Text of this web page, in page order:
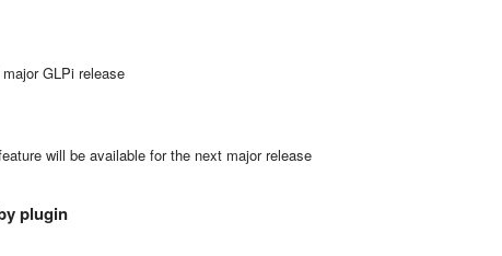
GLPi release
will be available for the next major release
plugin